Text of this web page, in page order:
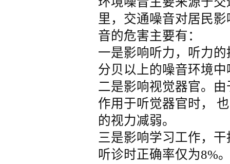
里，交通噪音对居民
音的危害主要有：
一是影响听力，听力
分贝以上的噪音环境
二是影响视觉器官。
作用于听觉器官时，
的视力减弱。
三是影响学习工作，
听诊时正确率仅为8%